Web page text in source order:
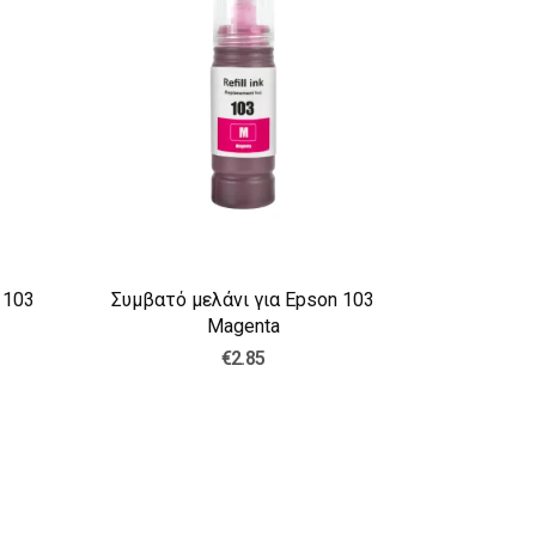
Συμβατό μελάνι για Epson 103
Magenta
€2.85